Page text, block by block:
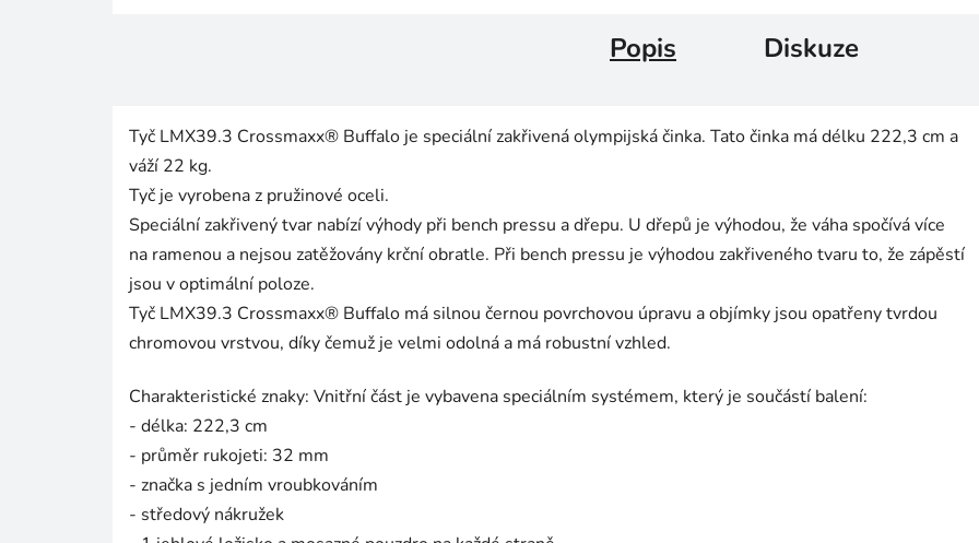
Popis Diskuze
Tyč LMX39.3 Crossmaxx® Buffalo je speciální zakřivená olympijská činka. Tato činka má délku 222,3 cm a
váží 22 kg.
Tyč je vyrobena z pružinové oceli.
Speciální zakřivený tvar nabízí výhody při bench pressu a dřepu. U dřepů je výhodou, že váha spočívá více
na ramenou a nejsou zatěžovány krční obratle. Při bench pressu je výhodou zakřiveného tvaru to, že zápěstí
jsou v optimální poloze.
Tyč LMX39.3 Crossmaxx® Buffalo má silnou černou povrchovou úpravu a objímky jsou opatřeny tvrdou
chromovou vrstvou, díky čemuž je velmi odolná a má robustní vzhled.
Charakteristické znaky: Vnitřní část je vybavena speciálním systémem, který je součástí balení:
- délka: 222,3 cm
- průměr rukojeti: 32 mm
- značka s jedním vroubkováním
- středový nákružek